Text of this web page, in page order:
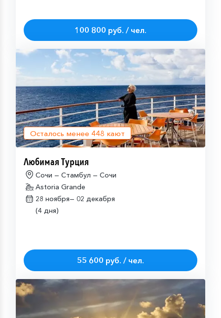
100 800 руб. / чел.
Осталось менее 448 кают
Любимая Турция
Сочи — Стамбул — Сочи
Astoria Grande
28 ноября— 02 декабря
(4 дня)
55 600 руб. / чел.